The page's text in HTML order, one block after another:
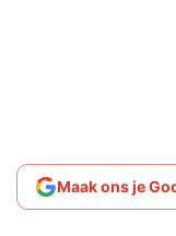
Maak ons je